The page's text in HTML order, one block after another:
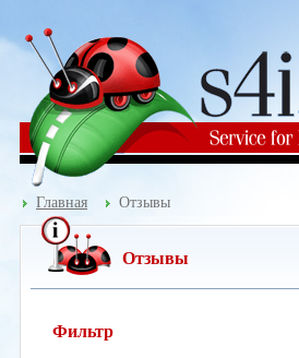
Главная Отзывы
Отзывы
Фильтр